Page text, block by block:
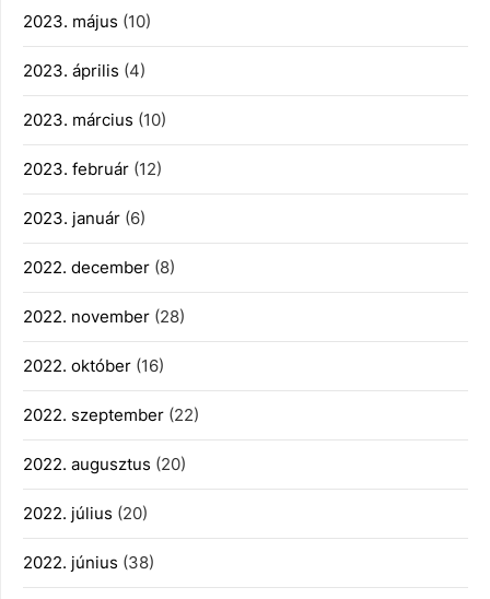
2023. május (10)
2023. április (4)
2023. március (10)
2023. február (12)
2023. január (6)
2022. december (8)
2022. november (28)
2022. október (16)
2022. szeptember (22)
2022. augusztus (20)
2022. július (20)
2022. június (38)